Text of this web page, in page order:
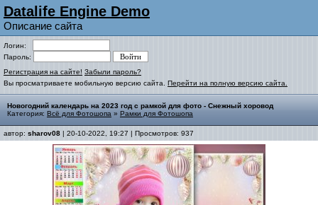
Datalife Engine Demo
Описание сайта
Логин:
Пароль:
Регистрация на сайте! Забыли пароль?
Вы просматриваете мобильную версию сайта. Перейти на полную версию сайта.
Новогодний календарь на 2023 год с рамкой для фото - Снежный хоровод
Категория: Всё для Фотошопа » Рамки для Фотошопа
автор: sharov08 | 20-10-2022, 19:27 | Просмотров: 937